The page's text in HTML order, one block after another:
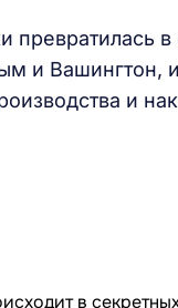
и Вашингтон,
и